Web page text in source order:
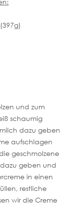
und zum
schaumig
dazu geben
aufschlagen
geschmolzene
geben und
in einen
restliche
wir die Creme